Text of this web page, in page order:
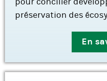
préservation des
En